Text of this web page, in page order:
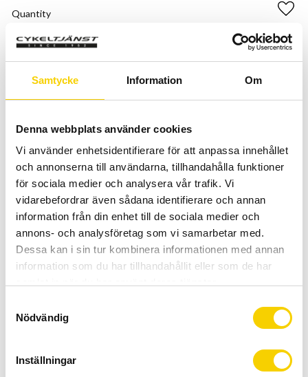
Samtycke Information Om
Denna webbplats använder cookies
Vi använder enhetsidentifierare för att anpassa innehållet
och annonserna till användarna, tillhandahålla funktioner
för sociala medier och analysera vår trafik. Vi
vidarebefordrar även sådana identifierare och annan
information från din enhet till de sociala medier och
annons- och analysföretag som vi samarbetar med.
Dessa kan i sin tur kombinera informationen med annan
information som du har tillhandahållit eller som de har
Nödvändig
Inställningar
Quantity
+
-
Add
Stock status
Article SKU
4108510002222
Manufacturer
SCOTT Supra är en mångsidig hjälm som kan användas både
på vägen, grus eller flödande stigar.
Med en avtagbar skärm kan dess utseende enkelt ändras
mellan väg- och MTB-stil.
Den har ett integrerat insektsnät som skyddar dig mot
flygande insekter.